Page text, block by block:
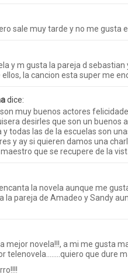
sale muy tarde y no me gusta
y m gusta la pareja d
la cancion esta super me
dice:
muy buenos actores
desirles que son un buenos
y todas las de la escuelas son
y ay si quieren damos una
que se recupere de la
la novela aunque me
la pareja de Amadeo y Sandy
mejor novela!!!, a mi me gusta
telenovela……..quiero que dure